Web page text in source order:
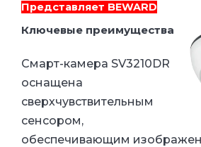
Представляет BEWARD
Ключевые преимущества
Смарт-камера SV3210DR
оснащена
сверхчувствительным
сенсором,
обеспечивающим